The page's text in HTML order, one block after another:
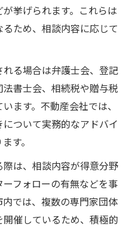
挙げられます。これらは
ため、相談内容に応じて
る場合は弁護士会、登記
書士会、相続税や贈与税
ます。不動産会社では、
ついて実務的なアドバイ
す。
は、相談内容が得意分野
フォローの有無などを事
では、複数の専門家団体
催しているため、積極的